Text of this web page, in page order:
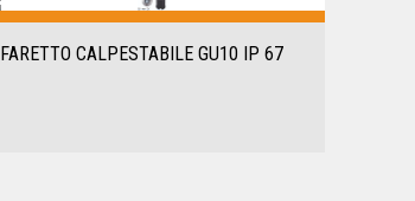
FARETTO CALPESTABILE GU10 IP 67